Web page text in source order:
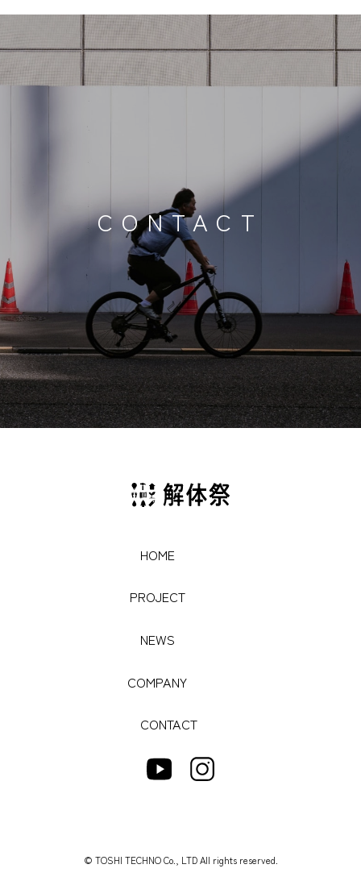
CONTACT
HOME
PROJECT
NEWS
COMPANY
CONTACT
© TOSHI TECHNO Co., LTD All rights reserved.